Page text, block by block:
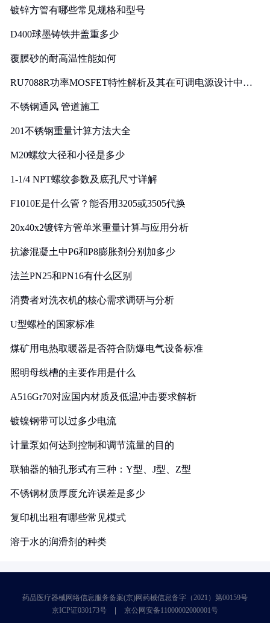
镀锌方管有哪些常见规格和型号
D400球墨铸铁井盖重多少
覆膜砂的耐高温性能如何
RU7088R功率MOSFET特性解析及其在可调电源设计中的
不锈钢通风 管道施工
201不锈钢重量计算方法大全
M20螺纹大径和小径是多少
1-1/4 NPT螺纹参数及底孔尺寸详解
F1010E是什么管？能否用3205或3505代换
20x40x2镀锌方管单米重量计算与应用分析
抗渗混凝土中P6和P8膨胀剂分别加多少
法兰PN25和PN16有什么区别
消费者对洗衣机的核心需求调研与分析
U型螺栓的国家标准
煤矿用电热取暖器是否符合防爆电气设备标准
照明母线槽的主要作用是什么
A516Gr70对应国内材质及低温冲击要求解析
镀镍钢带可以过多少电流
计量泵如何达到控制和调节流量的目的
联轴器的轴孔形式有三种：Y型、J型、Z型
不锈钢材质厚度允许误差是多少
复印机出租有哪些常见模式
溶于水的润滑剂的种类
药品医疗器械网络信息服务备案(京)网药械信息备字（2021）第00159号
京ICP证030173号
京公网安备11000002000001号